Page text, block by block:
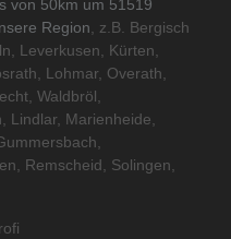
von 50km um 51519
Region , z.B. Bergisch
Leverkusen, Kürten,
Lohmar, Overath,
Waldbröl,
Lindlar, Marienheide,
Remscheid, Solingen,